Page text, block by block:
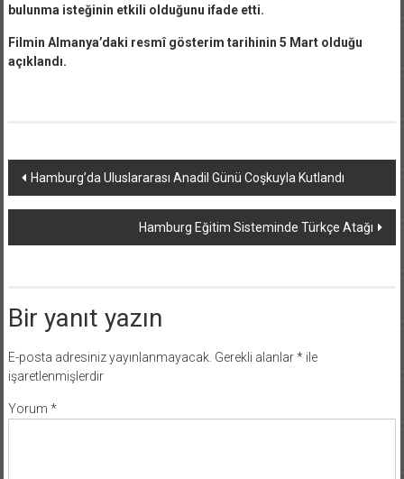
bulunma isteğinin etkili olduğunu ifade etti.
Filmin Almanya’daki resmî gösterim tarihinin 5 Mart olduğu
açıklandı.
Yazı
dolaşımı
Hamburg’da Uluslararası Anadil Günü Coşkuyla Kutlandı
Hamburg Eğitim Sisteminde Türkçe Atağı
Bir yanıt yazın
E-posta adresiniz yayınlanmayacak. Gerekli alanlar*ile
işaretlenmişlerdir
Yorum *